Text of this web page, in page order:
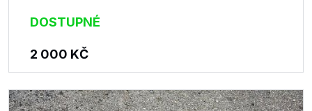
DOSTUPNÉ
2 000 KČ